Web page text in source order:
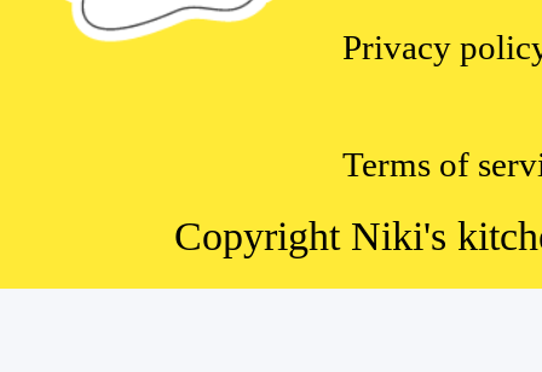
Privacy
Terms of
Copyright Niki's